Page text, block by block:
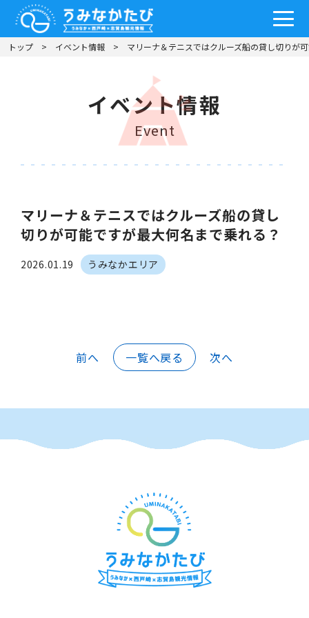
トップ イベント情報 マリーナ＆テニスではクルーズ船の貸し切りが
イベント情報
Event
マリーナ＆テニスではクルーズ船の貸し
切りが可能ですが最大何名まで乗れる？
2026.01.19 うみなかエリア
前へ 一覧へ戻る 次へ